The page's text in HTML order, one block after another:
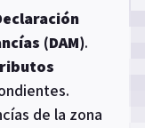
(DAM).
de la zona